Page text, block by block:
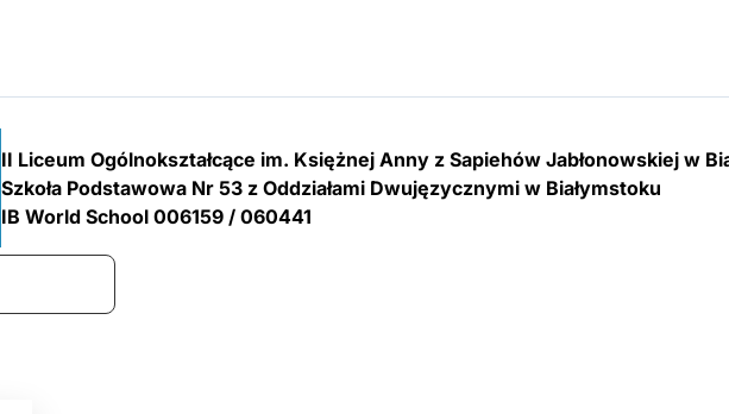
II Liceum Ogólnokształcące im. Księżnej Anny z Sapiehów Jabłonowskiej w
Szkoła Podstawowa Nr 53 z Oddziałami Dwujęzycznymi w Białymstoku
IB World School 006159 / 060441